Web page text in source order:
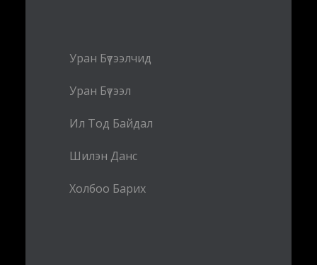
Уран Бүтээлчид
Уран Бүтээл
Ил Тод Байдал
Шилэн Данс
Холбоо Барих